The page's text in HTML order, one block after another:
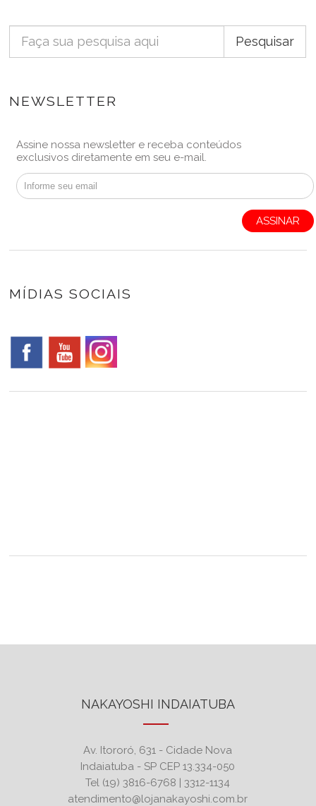
Pesquisar
NEWSLETTER
Assine nossa newsletter e receba conteúdos
exclusivos diretamente em seu e-mail.
ASSINAR
MÍDIAS SOCIAIS
NAKAYOSHI INDAIATUBA
Av. Itororó, 631 - Cidade Nova
Indaiatuba - SP CEP 13.334-050
Tel (19) 3816-6768 | 3312-1134
atendimento@lojanakayoshi.com.br